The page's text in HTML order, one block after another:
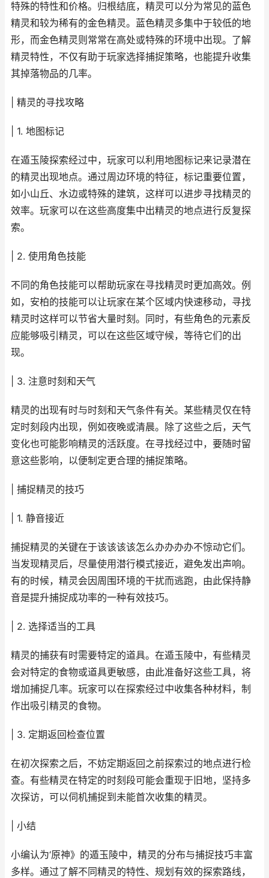
特殊的特性和价格。归根结底，精灵可以分为常见的蓝色
精灵和较为稀有的金色精灵。蓝色精灵多集中于较低的地
形，而金色精灵则常常在高处或特殊的环境中出现。了解
精灵特性，不仅有助于玩家选择捕捉策略，也能提升收集
其掉落物品的几率。
| 精灵的寻找攻略
| 1. 地图标记
在遁玉陵探索经过中，玩家可以利用地图标记来记录潜在
的精灵出现地点。通过周边环境的特征，标记重要位置，
如小山丘、水边或特殊的建筑，这样可以进步寻找精灵的
效率。玩家可以在这些高度集中出精灵的地点进行反复探
索。
| 2. 使用角色技能
不同的角色技能可以帮助玩家在寻找精灵时更加高效。例
如，安柏的技能可以让玩家在某个区域内快速移动，寻找
精灵时这样可以节省大量时刻。同时，有些角色的元素反
应能够吸引精灵，可以在这些区域守候，等待它们的出
现。
| 3. 注意时刻和天气
精灵的出现有时与时刻和天气条件有关。某些精灵仅在特
定时刻段内出现，例如夜晚或清晨。除了这些之后，天气
变化也可能影响精灵的活跃度。在寻找经过中，要随时留
意这些影响，以便制定更合理的捕捉策略。
| 捕捉精灵的技巧
| 1. 静音接近
捕捉精灵的关键在于该该该该怎么办办办办不惊动它们。
当发现精灵后，尽量使用潜行模式接近，避免发出声响。
有的时候，精灵会因周围环境的干扰而逃跑，由此保持静
音是提升捕捉成功率的一种有效技巧。
| 2. 选择适当的工具
精灵的捕获有时需要特定的道具。在遁玉陵中，有些精灵
会对特定的食物或道具更敏感，由此准备好这些工具，将
增加捕捉几率。玩家可以在探索经过中收集各种材料，制
作出吸引精灵的食物。
| 3. 定期返回检查位置
在初次探索之后，不妨定期返回之前探索过的地点进行检
查。有些精灵在特定的时刻段可能会重现于旧地，坚持多
次探访，可以伺机捕捉到未能首次收集的精灵。
| 小结
小编认为‘原神》的遁玉陵中，精灵的分布与捕捉技巧丰富
多样。通过了解不同精灵的特性、规划有效的探索路线，